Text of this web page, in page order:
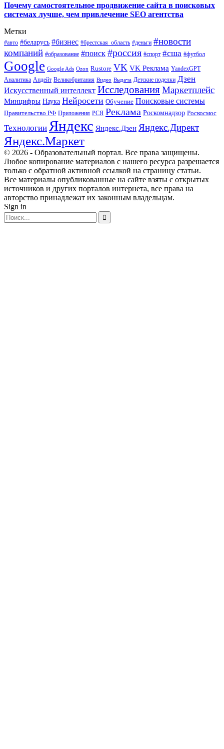
Почему самостоятельное продвижение сайта в поисковых
системах лучше, чем привлечение SEO агентства
Метки
#авто #беларусь #бизнес #брестская_область #деньги #новости
компаний #образование #поиск #россия #спорт #сша #футбол
Google Google Ads Ozon Rustore VK VK Реклама YandexGPT
Аналитика Апдейт Великобритания Видео Выдача Детские поделки Дзен
Искусственный интеллект ИсследованияМаркетплейс
Минцифры Наука Нейросети Обучение Поисковые системы
Правительство РФ Приложения РСЯ Реклама Роскомнадзор Роскосмос
Технологии Яндекс Яндекс.Дзен Яндекс.Директ
Яндекс.Маркет
© 2026 - Образовательный портал. Все права защищены.
Любое копирование материалов с нашего ресурса разрешается
только с обратной активной ссылкой на страницу статьи.
Все материалы опубликованные на сайте взяты с открытых
источников и других порталов интернета, все права на
авторство принадлежат их законным владельцам.
Sign in